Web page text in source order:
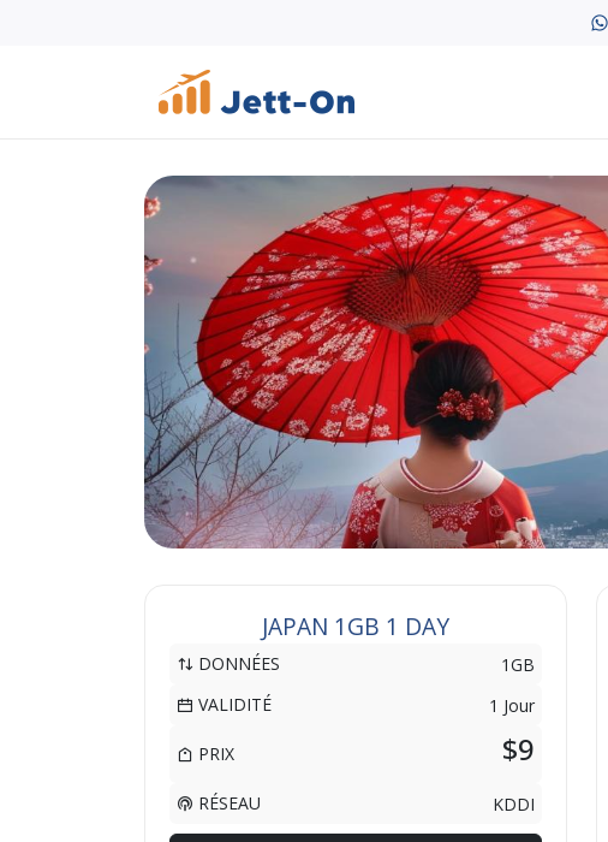
JAPAN 1GB 1 DAY
DONNÉES
1GB
VALIDITÉ
1 Jour
PRIX $9
RÉSEAU KDDI